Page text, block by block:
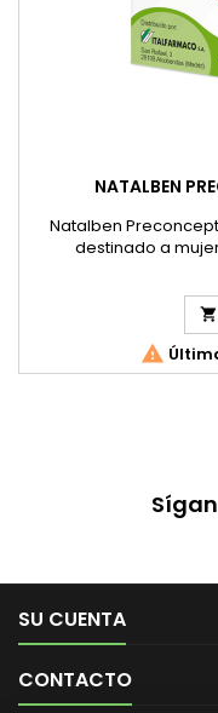
NATALBEN
Natalben
destinado a


SU CUENTA
CONTACTO